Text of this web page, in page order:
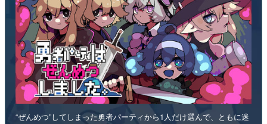
“ぜんめつ”してしまった勇者パーティから1人だけ選んで、ともに迷